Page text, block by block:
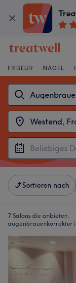
FRISEUR NÄGEL
Sortieren nach
7 Salons die anbieten:
augenbrauenkorrektur